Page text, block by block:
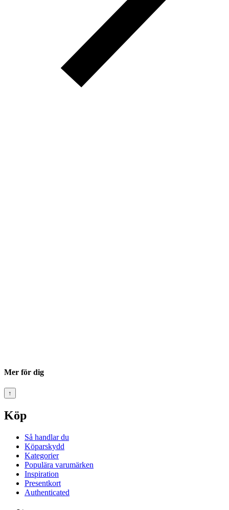
Mer för dig
↑
Köp
Så handlar du
Köparskydd
Kategorier
Populära varumärken
Inspiration
Presentkort
Authenticated